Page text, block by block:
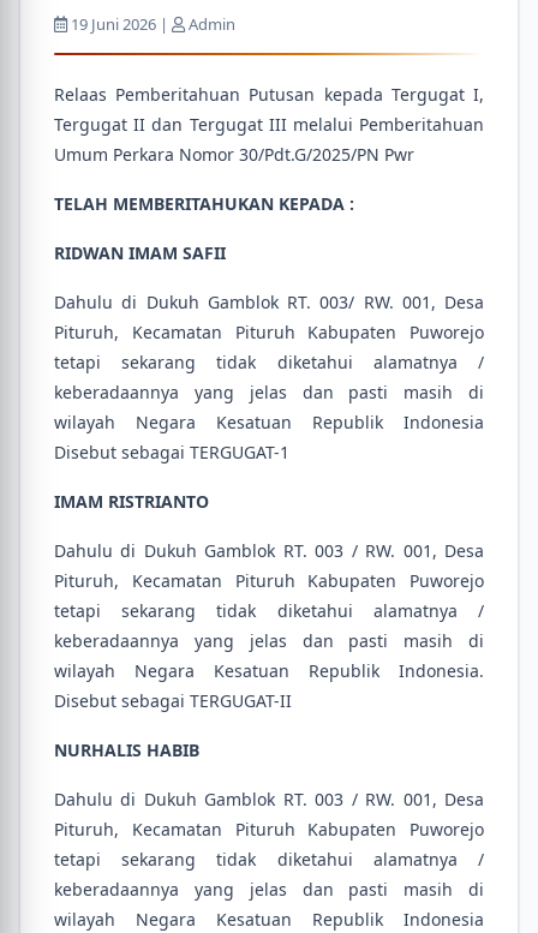
19 Juni 2026 | Admin
Relaas Pemberitahuan Putusan kepada Tergugat I,
Tergugat II dan Tergugat III melalui Pemberitahuan
Umum Perkara Nomor 30/Pdt.G/2025/PN Pwr
TELAH MEMBERITAHUKAN KEPADA :
RIDWAN IMAM SAFII
Dahulu di Dukuh Gamblok RT. 003/ RW. 001, Desa
Pituruh, Kecamatan Pituruh Kabupaten Puworejo
tetapi sekarang tidak diketahui alamatnya /
keberadaannya yang jelas dan pasti masih di
wilayah Negara Kesatuan Republik Indonesia
Disebut sebagai TERGUGAT-1
IMAM RISTRIANTO
Dahulu di Dukuh Gamblok RT. 003 / RW. 001, Desa
Pituruh, Kecamatan Pituruh Kabupaten Puworejo
tetapi sekarang tidak diketahui alamatnya /
keberadaannya yang jelas dan pasti masih di
wilayah Negara Kesatuan Republik Indonesia.
Disebut sebagai TERGUGAT-II
NURHALIS HABIB
Dahulu di Dukuh Gamblok RT. 003 / RW. 001, Desa
Pituruh, Kecamatan Pituruh Kabupaten Puworejo
tetapi sekarang tidak diketahui alamatnya /
keberadaannya yang jelas dan pasti masih di
wilayah Negara Kesatuan Republik Indonesia